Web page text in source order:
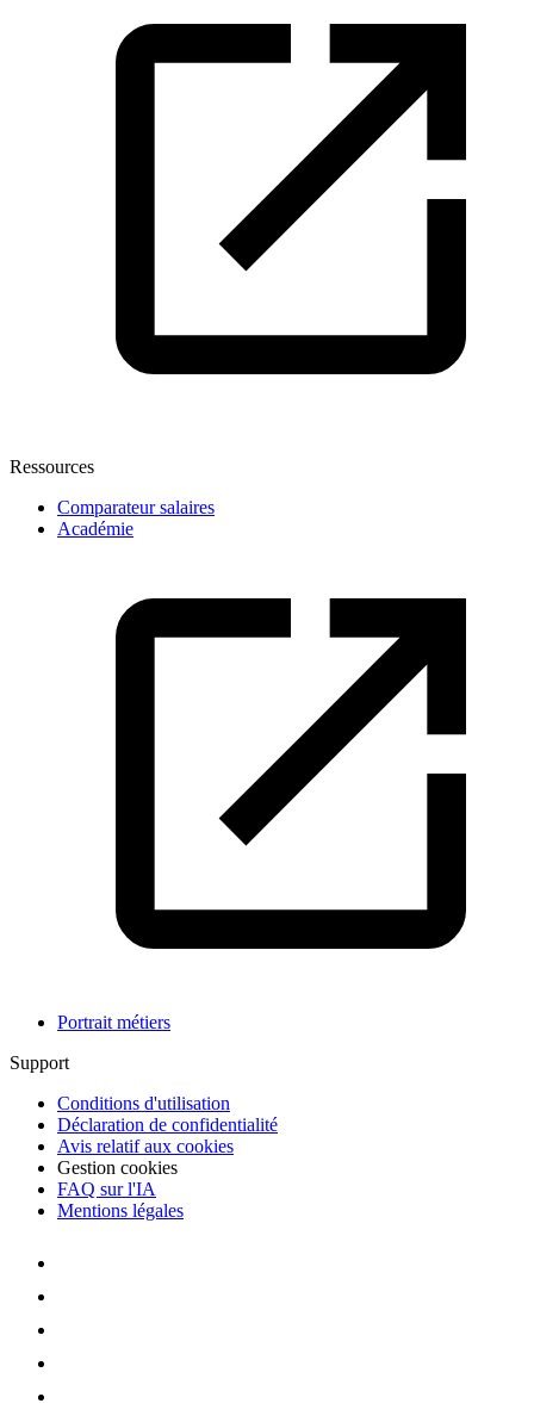
Ressources
Comparateur salaires
Académie
Portrait métiers
Support
Conditions d'utilisation
Déclaration de confidentialité
Avis relatif aux cookies
Gestion cookies
FAQ sur l'IA
Mentions légales